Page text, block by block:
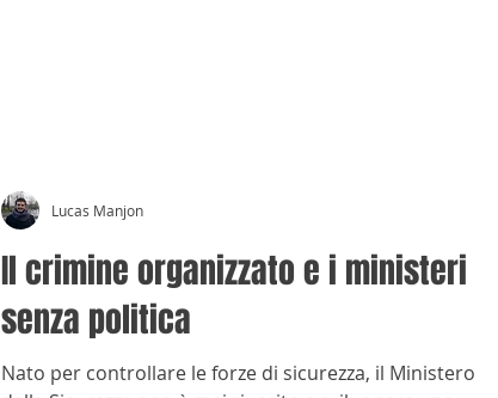
Il crimine organizzato e i ministeri
senza politica
Nato per controllare le forze di sicurezza, il Ministero
Lucas Manjon